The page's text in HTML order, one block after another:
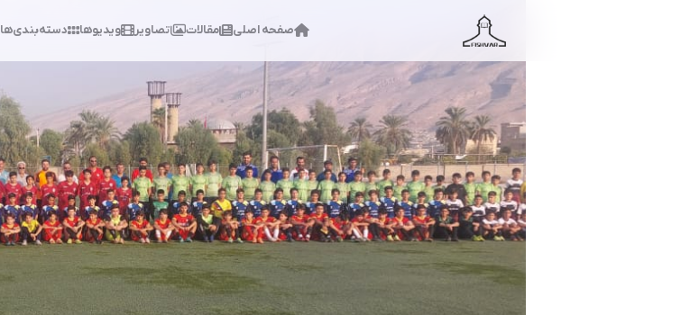
صفحه اصلی مقالات تصاویر ویدیوها دسته‌بندی‌ها
جستجو ...